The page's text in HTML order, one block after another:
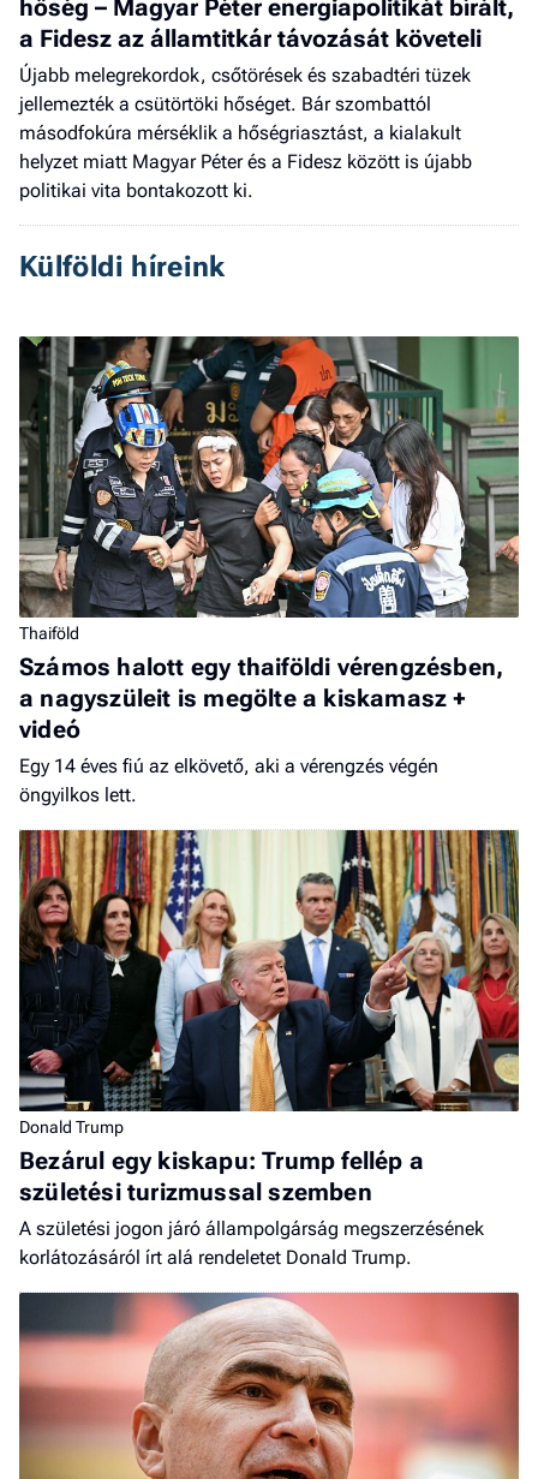
hőség – Magyar Péter energiapolitikát bírált,
a Fidesz az államtitkár távozását követeli
Újabb melegrekordok, csőtörések és szabadtéri tüzek
jellemezték a csütörtöki hőséget. Bár szombattól
másodfokúra mérséklik a hőségriasztást, a kialakult
helyzet miatt Magyar Péter és a Fidesz között is újabb
politikai vita bontakozott ki.
Külföldi híreink
Thaiföld
Számos halott egy thaiföldi vérengzésben,
a nagyszüleit is megölte a kiskamasz +
videó
Egy 14 éves fiú az elkövető, aki a vérengzés végén
öngyilkos lett.
Donald Trump
Bezárul egy kiskapu: Trump fellép a
születési turizmussal szemben
A születési jogon járó állampolgárság megszerzésének
korlátozásáról írt alá rendeletet Donald Trump.